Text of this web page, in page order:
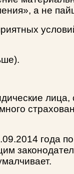
а не
года